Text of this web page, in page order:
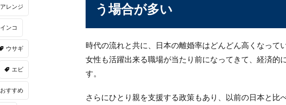
結婚を後悔する男性は
う場合が多い
時代の流れと共に、日本の離婚率はどんどん高くなってい
女性も活躍出来る職場が当たり前になってきて、経済的
す。
さらにひとり親を支援する政策もあり、以前の日本と
アレンジ
インコ
ウサギ
エビ
おすすめ